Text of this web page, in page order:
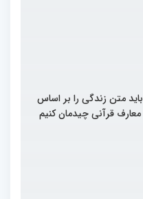
باید متن زندگی را بر اساس
معارف قرآنی چیدمان کنیم